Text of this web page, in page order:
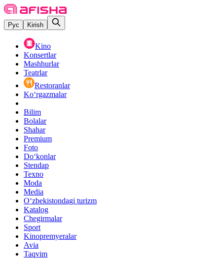
Рус Kirish
Kino
Konsertlar
Mashhurlar
Teatrlar
Restoranlar
Ko‘rgazmalar
Bilim
Bolalar
Shahar
Premium
Foto
Do‘konlar
Stendap
Texno
Moda
Media
O‘zbekistondagi turizm
Katalog
Chegirmalar
Sport
Kinopremyeralar
Avia
Taqvim